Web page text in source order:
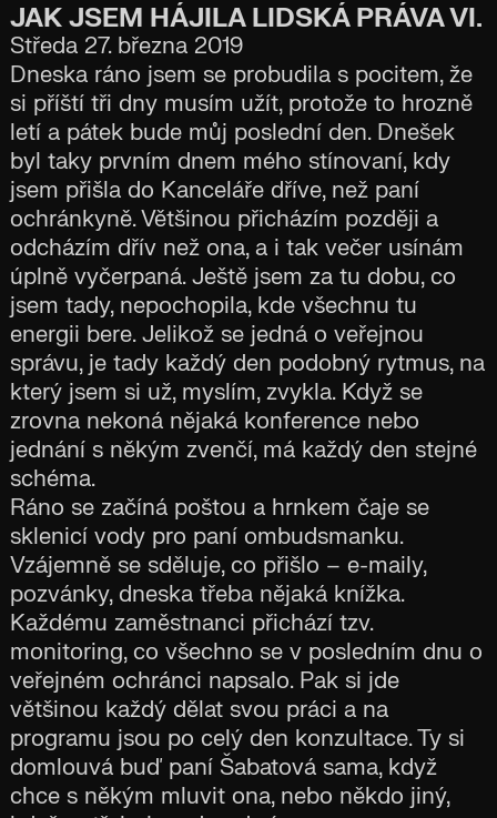
JAK JSEM HÁJILA LIDSKÁ PRÁVA VI.
Středa 27. března 2019
Dneska ráno jsem se probudila s pocitem, že
si příští tři dny musím užít, protože to hrozně
letí a pátek bude můj poslední den. Dnešek
byl taky prvním dnem mého stínovaní, kdy
jsem přišla do Kanceláře dříve, než paní
ochránkyně. Většinou přicházím později a
odcházím dřív než ona, a i tak večer usínám
úplně vyčerpaná. Ještě jsem za tu dobu, co
jsem tady, nepochopila, kde všechnu tu
energii bere. Jelikož se jedná o veřejnou
správu, je tady každý den podobný rytmus, na
který jsem si už, myslím, zvykla. Když se
zrovna nekoná nějaká konference nebo
jednání s někým zvenčí, má každý den stejné
schéma.
Ráno se začíná poštou a hrnkem čaje se
sklenicí vody pro paní ombudsmanku.
Vzájemně se sděluje, co přišlo – e-maily,
pozvánky, dneska třeba nějaká knížka.
Každému zaměstnanci přichází tzv.
monitoring, co všechno se v posledním dnu o
veřejném ochránci napsalo. Pak si jde
většinou každý dělat svou práci a na
programu jsou po celý den konzultace. Ty si
domlouvá buď paní Šabatová sama, když
chce s někým mluvit ona, nebo někdo jiný,